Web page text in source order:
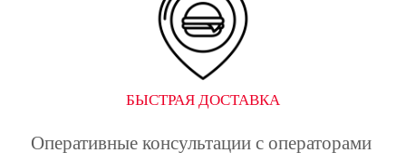
БЫСТРАЯ ДОСТАВКА
Оперативные консультации с операторами